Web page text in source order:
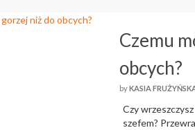
Czemu
obcych?
byKASIA
Czy
szefem?